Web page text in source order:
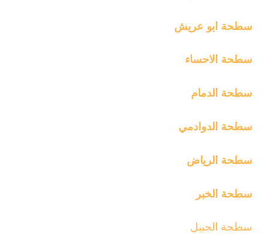
سطحة ابو عريش
سطحة الاحساء
سطحة الدمام
سطحة الدوادمي
سطحة الرياض
سطحة الخبر
سطحة الجبيل